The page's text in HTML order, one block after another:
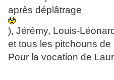
après déplâtrage
), Jérémy, Louis-
et tous les pitchouns de
Pour la vocation de